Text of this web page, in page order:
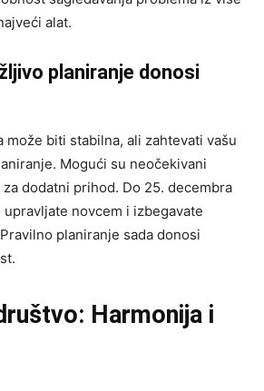
alat.
planiranje donosi
može biti stabilna, ali zahtevati vašu
Mogući su neočekivani
dodatni prihod. Do 25. decembra
novcem i izbegavate
planiranje sada donosi
Harmonija i